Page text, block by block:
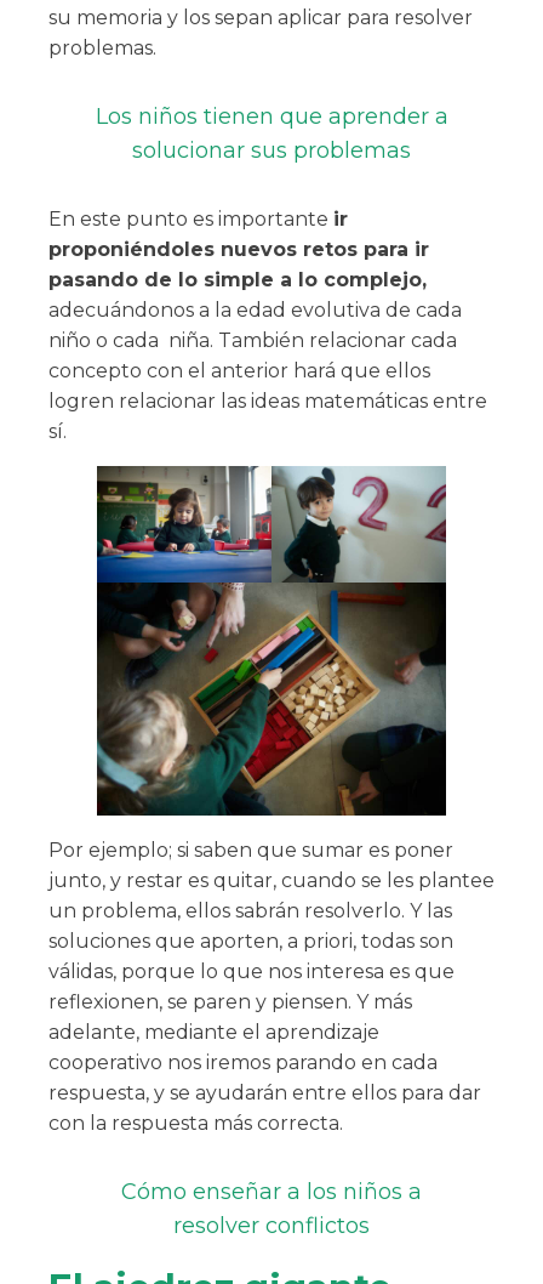
su memoria y los sepan aplicar para resolver
problemas.
Los niños tienen que aprender a
solucionar sus problemas
En este punto es importante ir
proponiéndoles nuevos retos para ir
pasando de lo simple a lo complejo,
adecuándonos a la edad evolutiva de cada
niño o cada niña. También relacionar cada
concepto con el anterior hará que ellos
logren relacionar las ideas matemáticas entre
sí.
Por ejemplo; si saben que sumar es poner
junto, y restar es quitar, cuando se les plantee
un problema, ellos sabrán resolverlo. Y las
soluciones que aporten, a priori, todas son
válidas, porque lo que nos interesa es que
reflexionen, se paren y piensen. Y más
adelante, mediante el aprendizaje
cooperativo nos iremos parando en cada
respuesta, y se ayudarán entre ellos para dar
con la respuesta más correcta.
Cómo enseñar a los niños a
resolver conflictos